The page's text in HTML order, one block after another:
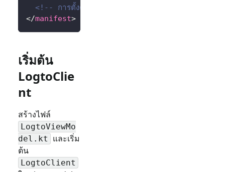
<!-- การตั้งค่าอื่น ๆ... -->
</manifest>
เริ่มต้น
LogtoClie
nt
สร้างไฟล์
LogtoViewMo
del.kt
และเริ่ม
ต้น
LogtoClient